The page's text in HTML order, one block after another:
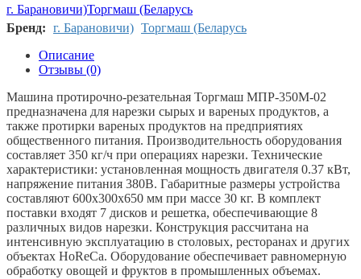
г. Барановичи)Торгмаш (Беларусь
Бренд: г. Барановичи) Торгмаш (Беларусь
Описание
Отзывы (0)
Машина протирочно-резательная Торгмаш МПР-350М-02
предназначена для нарезки сырых и вареных продуктов, а
также протирки вареных продуктов на предприятиях
общественного питания. Производительность оборудования
составляет 350 кг/ч при операциях нарезки. Технические
характеристики: установленная мощность двигателя 0.37 кВт,
напряжение питания 380В. Габаритные размеры устройства
составляют 600х300х650 мм при массе 30 кг. В комплект
поставки входят 7 дисков и решетка, обеспечивающие 8
различных видов нарезки. Конструкция рассчитана на
интенсивную эксплуатацию в столовых, ресторанах и других
объектах HoReCa. Оборудование обеспечивает равномерную
обработку овощей и фруктов в промышленных объемах.